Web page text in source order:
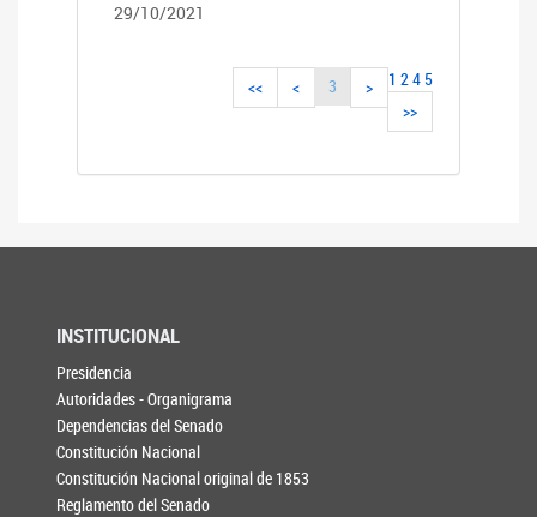
29/10/2021
<< < 1 2
3 4 5
>
>>
INSTITUCIONAL
Presidencia
Autoridades - Organigrama
Dependencias del Senado
Constitución Nacional
Constitución Nacional original de 1853
Reglamento del Senado